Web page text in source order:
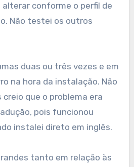
alterar conforme o perfil de
Não testei os outros
duas ou três vezes e em
na hora da instalação. Não
que o problema era
pois funcionou
instalei direto em inglês.
tanto em relação às